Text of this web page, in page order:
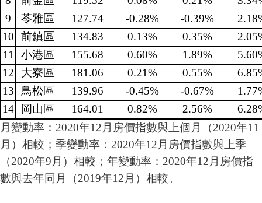
9
苓雅區 127.74 -0.28% -0.39%
10
前鎮區 134.83 0.13% 0.35%
11
小港區 155.68 0.60% 1.89%
12
大寮區 181.06 0.21% 0.55%
13
鳥松區 139.96 -0.45% -0.67%
14
岡山區 164.01 0.82% 2.56%
月變動率：2020年12月房價指數與上個月（2020年11
月）相較；季變動率：2020年12月房價指數與上季
（2020年9月）相較；年變動率：2020年12月房價指
數與去年同月（2019年12月）相較。